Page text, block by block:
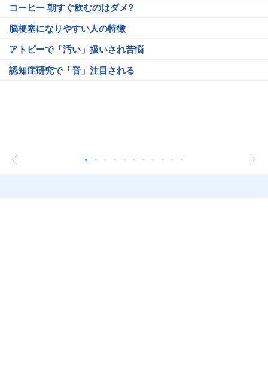
コーヒー 朝すぐ飲むのはダメ?
脳梗塞になりやすい人の特徴
アトピーで「汚い」扱いされ苦悩
認知症研究で「音」注目される